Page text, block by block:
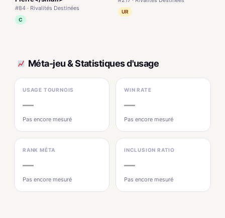
#84 · Rivalités Destinées
C
UR
Méta-jeu & Statistiques d'usage
USAGE TOURNOIS
—
Pas encore mesuré
WIN RATE
—
Pas encore mesuré
RANK MÉTA
—
Pas encore mesuré
INCLUSION RATIO
—
Pas encore mesuré